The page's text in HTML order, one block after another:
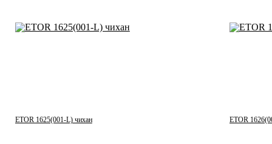
ETOR 1625(001-L) чихан ETOR